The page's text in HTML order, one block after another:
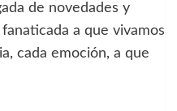
de novedades y
a que vivamos
cada emoción, a que